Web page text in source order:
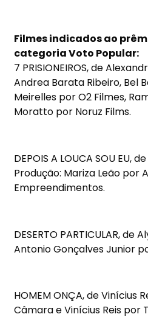
Filmes indicados ao
categoria Voto Popular:
7 PRISIONEIROS, de
Andrea Barata Ribeiro, Bel
Meirelles por O2 Filmes,
Moratto por Noruz Films.
DEPOIS A LOUCA SOU EU,
Produção: Mariza Leão por
Empreendimentos.
DESERTO PARTICULAR, de
Antonio Gonçalves Junior
HOMEM ONÇA, de Vinícius
Câmara e Vinícius Reis por